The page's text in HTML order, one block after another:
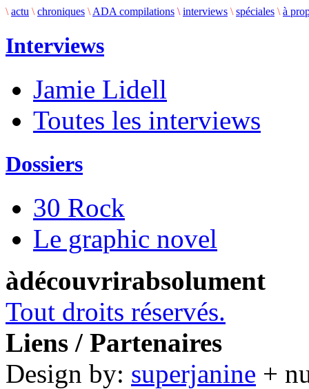
\ actu \ chroniques \ ADA compilations \ interviews \ spéciales \ à
Interviews
Jamie Lidell
Toutes les interviews
Dossiers
30 Rock
Le graphic novel
àdécouvrirabsolument
Tout droits réservés.
Liens / Partenaires
Design by: superjanine +